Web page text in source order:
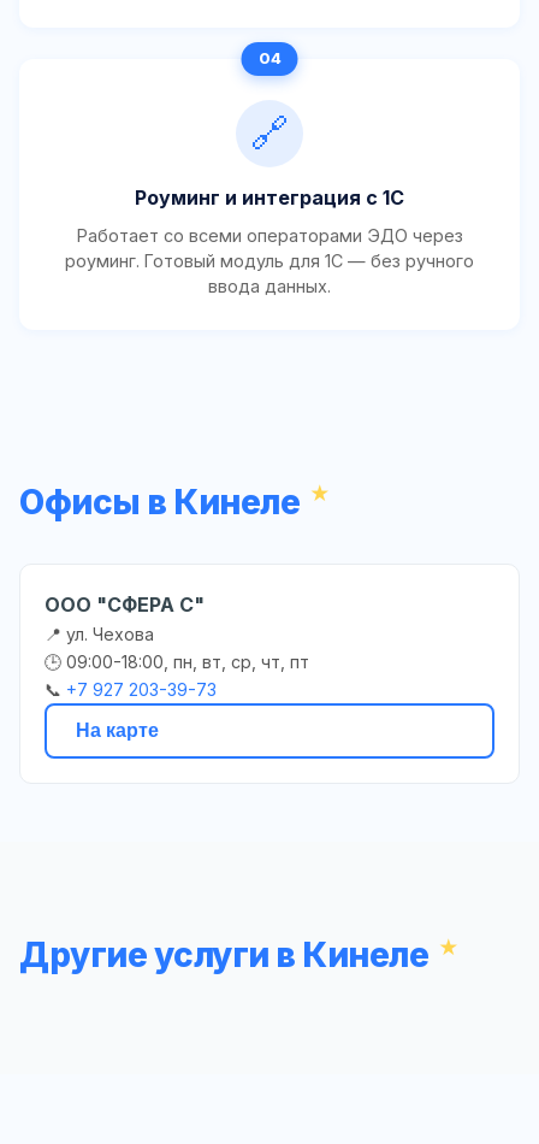
🔗
Роуминг и интеграция с 1С
Работает со всеми операторами ЭДО через
роуминг. Готовый модуль для 1С — без ручного
ввода данных.
Офисы в Кинеле
ООО "СФЕРА С"
📍 ул. Чехова
🕒 09:00-18:00, пн, вт, ср, чт, пт
📞 +7 927 203-39-73
На карте
Другие услуги в Кинеле